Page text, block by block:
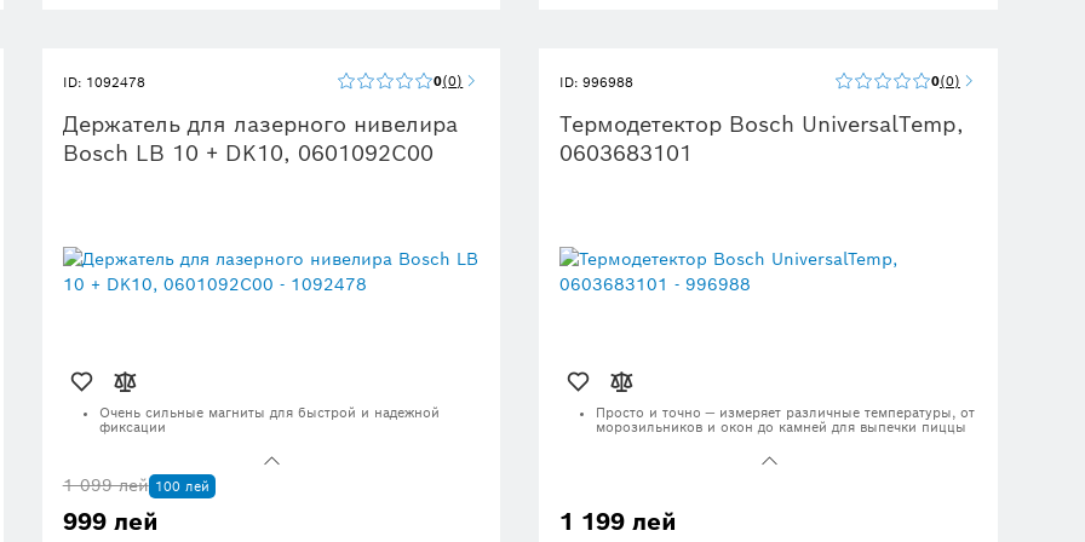
ID: 1092478 0 0
Держатель для лазерного нивелира
Bosch LB 10 + DK10, 0601092C00
Очень сильные магниты для быстрой и надежной
фиксации
Прочный дизайн и резиновые ножки для
выдерживания суровых условий и обеспечения
стабильности
Точное регулирование высоты с помощью
потолочного зажима DK 10 Professional
1 099 лей 100 лей
999 лей
ID: 996988 0 0
Термодетектор Bosch UniversalTemp,
0603683101
Просто и точно — измеряет различные температуры, от
морозильников и окон до камней для выпечки пиццы
Инфракрасная лазерная технология с широким
диапазоном измерений от -30 °C до +500 °C
непрерывных измерений
1 199 лей